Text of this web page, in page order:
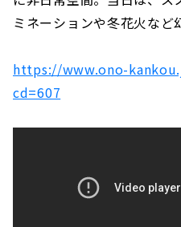
ミネーションや冬花火など
https://www.ono-
cd=607